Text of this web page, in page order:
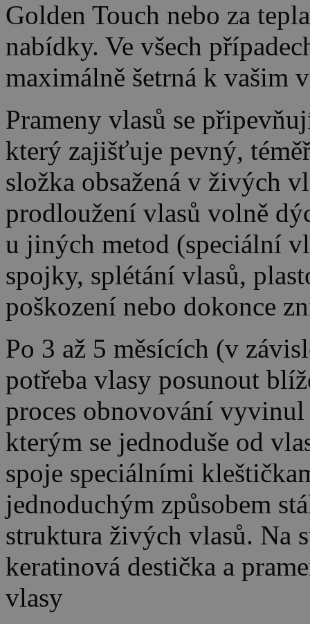
Golden Touch nebo za
nabídky. Ve všech
maximálně šetrná k vašim
Prameny vlasů se
který zajišťuje pevný,
složka obsažená v živých
prodloužení vlasů volně
u jiných metod (speciální
spojky, splétání vlasů,
poškození nebo dokonce
Po 3 až 5 měsících (v
potřeba vlasy posunout
proces obnovování
kterým se jednoduše od
spoje speciálními
jednoduchým způsobem
struktura živých vlasů. Na
keratinová destička a
vlasy